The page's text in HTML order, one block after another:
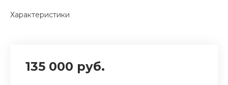
Характеристики
135 000 руб.